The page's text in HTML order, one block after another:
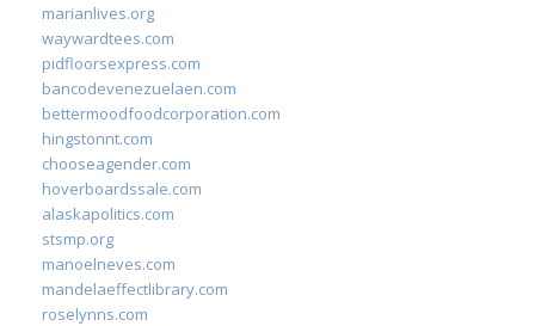
marianlives.org
waywardtees.com
pidfloorsexpress.com
bancodevenezuelaen.com
bettermoodfoodcorporation.com
hingstonnt.com
chooseagender.com
hoverboardssale.com
alaskapolitics.com
stsmp.org
manoelneves.com
mandelaeffectlibrary.com
roselynns.com